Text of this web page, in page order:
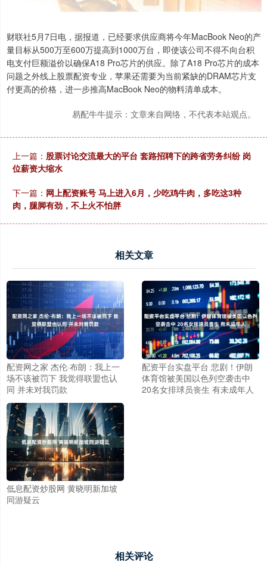
财联社5月7日电，据报道，已经要求供应商将今年MacBook Neo的产
量目标从500万至600万提高到1000万台，即使该公司不得不向台积
电支付巨额溢价以确保A18 Pro芯片的供应。除了A18 Pro芯片的成本
问题之外线上股票配资专业，苹果还需要为当前紧缺的DRAM芯片支
付更高的价格，进一步推高MacBook Neo的物料清单成本。
易配牛牛提示：文章来自网络，不代表本站观点。
上一篇： 股票讨论交流最大的平台 套路招聘下的跨省劳务纠纷 岗
位薪资大缩水
下一篇： 网上配资账号 马上进入6月，少吃鸡牛肉，多吃这3种
肉，腿脚有劲，不上火不怕胖
相关文章
配资网之家 杰伦·布朗：我上一
场不该被罚下 我觉得联盟也认
同 并未对我罚款
配资平台实盘平台 悲剧！伊朗
体育馆被美国以色列空袭击中
20名女排球员丧生 有未成年人
低息配资炒股网 黄晓明新加坡
同游疑云
相关评论